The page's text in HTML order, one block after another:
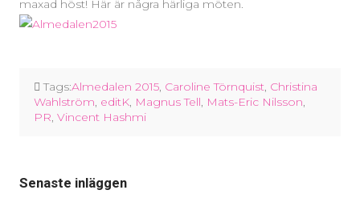
maxad höst! Här är några härliga möten.
Tags:Almedalen 2015, Caroline Törnquist, Christina
Wahlström, editK, Magnus Tell, Mats-Eric Nilsson,
PR, Vincent Hashmi
Senaste inläggen